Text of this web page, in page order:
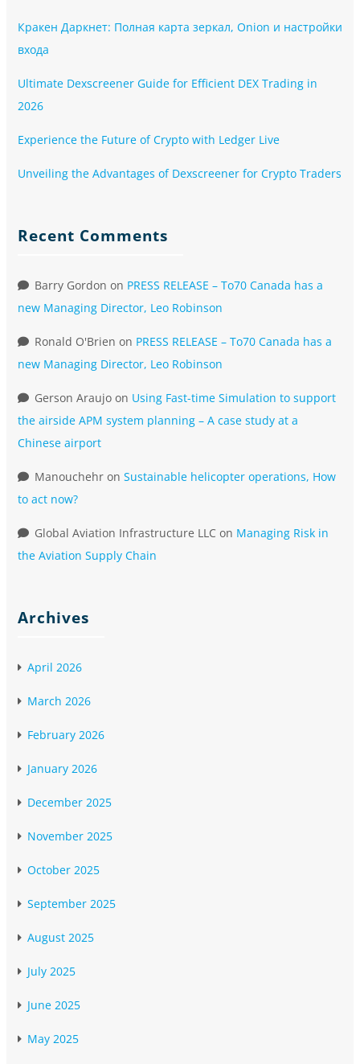
Кракен Даркнет: Полная карта зеркал, Onion и настройки
входа
Ultimate Dexscreener Guide for Efficient DEX Trading in
2026
Experience the Future of Crypto with Ledger Live
Unveiling the Advantages of Dexscreener for Crypto Traders
Recent Comments
Barry Gordon on PRESS RELEASE – To70 Canada has a
new Managing Director, Leo Robinson
Ronald O'Brien on PRESS RELEASE – To70 Canada has a
new Managing Director, Leo Robinson
Gerson Araujo on Using Fast-time Simulation to support
the airside APM system planning – A case study at a
Chinese airport
Manouchehr on Sustainable helicopter operations, How
to act now?
Global Aviation Infrastructure LLC on Managing Risk in
the Aviation Supply Chain
Archives
April 2026
March 2026
February 2026
January 2026
December 2025
November 2025
October 2025
September 2025
August 2025
July 2025
June 2025
May 2025